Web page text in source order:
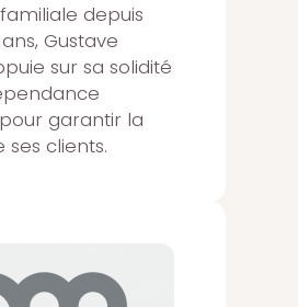
depuis
Gustave
sur sa solidité
garantir la
clients.